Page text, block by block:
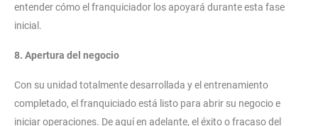
entender cómo el franquiciador los apoyará durante esta fase
inicial.
8. Apertura del negocio
Con su unidad totalmente desarrollada y el entrenamiento
completado, el franquiciado está listo para abrir su negocio e
iniciar operaciones. De aquí en adelante, el éxito o fracaso del